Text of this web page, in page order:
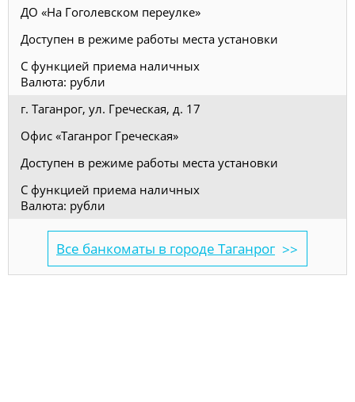
ДО «На Гоголевском переулке»
Доступен в режиме работы места установки
С функцией приема наличных
Валюта: рубли
г. Таганрог, ул. Греческая, д. 17
Офис «Таганрог Греческая»
Доступен в режиме работы места установки
С функцией приема наличных
Валюта: рубли
Все банкоматы в городе Таганрог